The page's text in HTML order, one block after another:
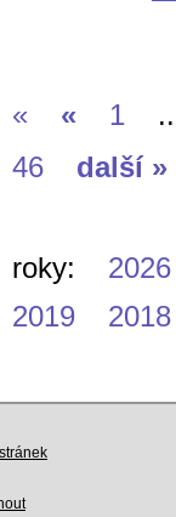
« « 1
46
další »
roky:
2026
2019
2018